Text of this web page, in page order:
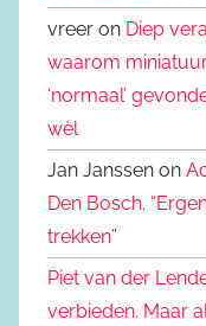
vreer on Diep
waarom
‘normaal’
wèl
Jan Janssen on
Den Bosch.
trekken”
Piet van der
verbieden. Maar